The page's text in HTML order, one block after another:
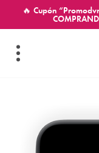
🔥 Cupón